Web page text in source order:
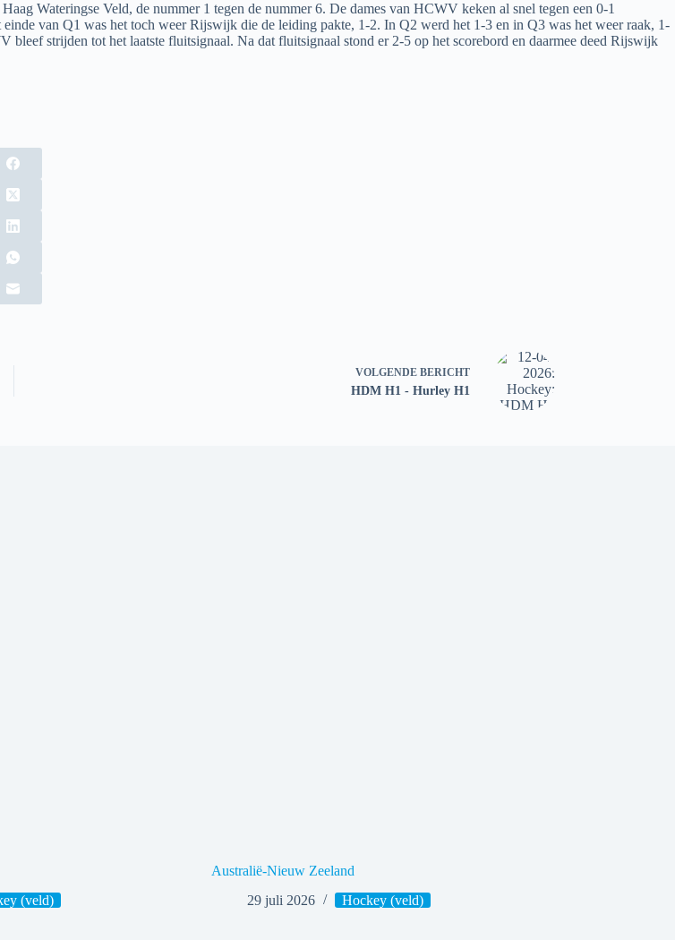
Wateringse Veld, de nummer 1 tegen de nummer 6. De dames van HCWV keken al snel tegen een 0-1
van Q1 was het toch weer Rijswijk die de leiding pakte, 1-2. In Q2 werd het 1-3 en in Q3 was het weer raak, 1-
strijden tot het laatste fluitsignaal. Na dat fluitsignaal stond er 2-5 op het scorebord en daarmee deed Rijswijk
VOLGENDE BERICHT
HDM H1 - Hurley H1
(veld)
Australië-Nieuw Zeeland
29 juli 2026
Hockey (veld)